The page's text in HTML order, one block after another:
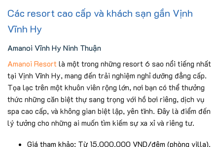
Các resort cao cấp và khách sạn gần Vịnh
Vĩnh Hy
Amanoi Vĩnh Hy Ninh Thuận
Amanoi Resort là một trong những resort 6 sao nổi tiếng nhất
tại Vịnh Vĩnh Hy, mang đến trải nghiệm nghỉ dưỡng đẳng cấp.
Tọa lạc trên một khuôn viên rộng lớn, nơi bạn có thể thưởng
thức những căn biệt thự sang trọng với hồ bơi riêng, dịch vụ
spa cao cấp, và không gian biệt lập, yên tĩnh. Đây là điểm đến
lý tưởng cho những ai muốn tìm kiếm sự xa xỉ và riêng tư.
Giá tham khảo: Từ 15.000.000 VND/đêm (phòng villa).